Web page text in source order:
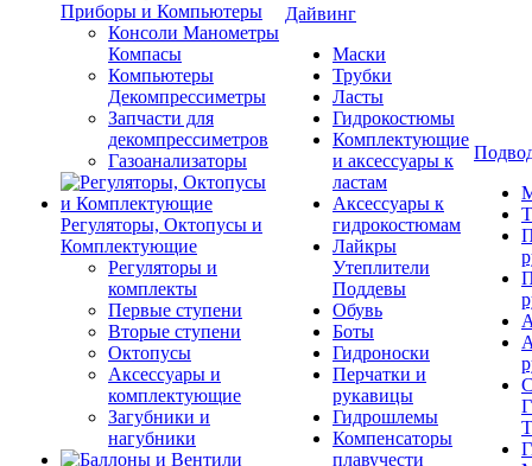
Приборы и Компьютеры
Консоли Манометры
Компасы
Компьютеры
Декомпрессиметры
Запчасти для
декомпрессиметров
Газоанализаторы
Регуляторы, Октопусы и
Комплектующие
Регуляторы и
комплекты
Первые ступени
Вторые ступени
Октопусы
Аксессуары и
комплектующие
Загубники и
нагубники
Дайвинг
Маски
Трубки
Ласты
Гидрокостюмы
Комплектующие
и аксессуары к
ластам
Аксессуары к
гидрокостюмам
Лайкры
Утеплители
Поддевы
Обувь
Боты
Гидроноски
Перчатки и
рукавицы
Гидрошлемы
Компенсаторы
плавучести